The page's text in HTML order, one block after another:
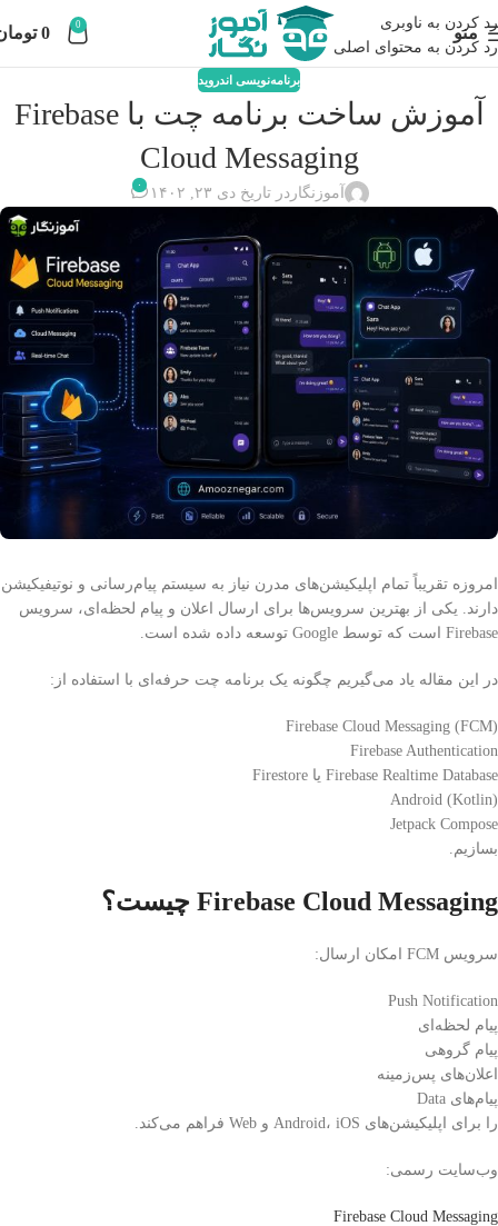
رد کردن به ناوبری
رد کردن به محتوای اصلی
منو 0
0
برنامه‌نویسی اندروید
آموزش ساخت برنامه چت با Firebase
Cloud Messaging
آموزنگاردر تاریخ دی ۲۳, ۱۴۰۲ ۰
امروزه تقریباً تمام اپلیکیشن‌های مدرن نیاز به سیستم پیام‌رسانی و نوتیفیکیشن
دارند. یکی از بهترین سرویس‌ها برای ارسال اعلان و پیام لحظه‌ای، سرویس
Firebase است که توسط Google توسعه داده شده است.
در این مقاله یاد می‌گیریم چگونه یک برنامه چت حرفه‌ای با استفاده از:
Firebase Cloud Messaging (FCM)
Firebase Authentication
Firebase Realtime Database یا Firestore
Android (Kotlin)
Jetpack Compose
بسازیم.
Firebase Cloud Messaging چیست؟
سرویس FCM امکان ارسال:
Push Notification
پیام لحظه‌ای
پیام گروهی
اعلان‌های پس‌زمینه
پیام‌های Data
را برای اپلیکیشن‌های Android، iOS و Web فراهم می‌کند.
وب‌سایت رسمی:
Firebase Cloud Messaging